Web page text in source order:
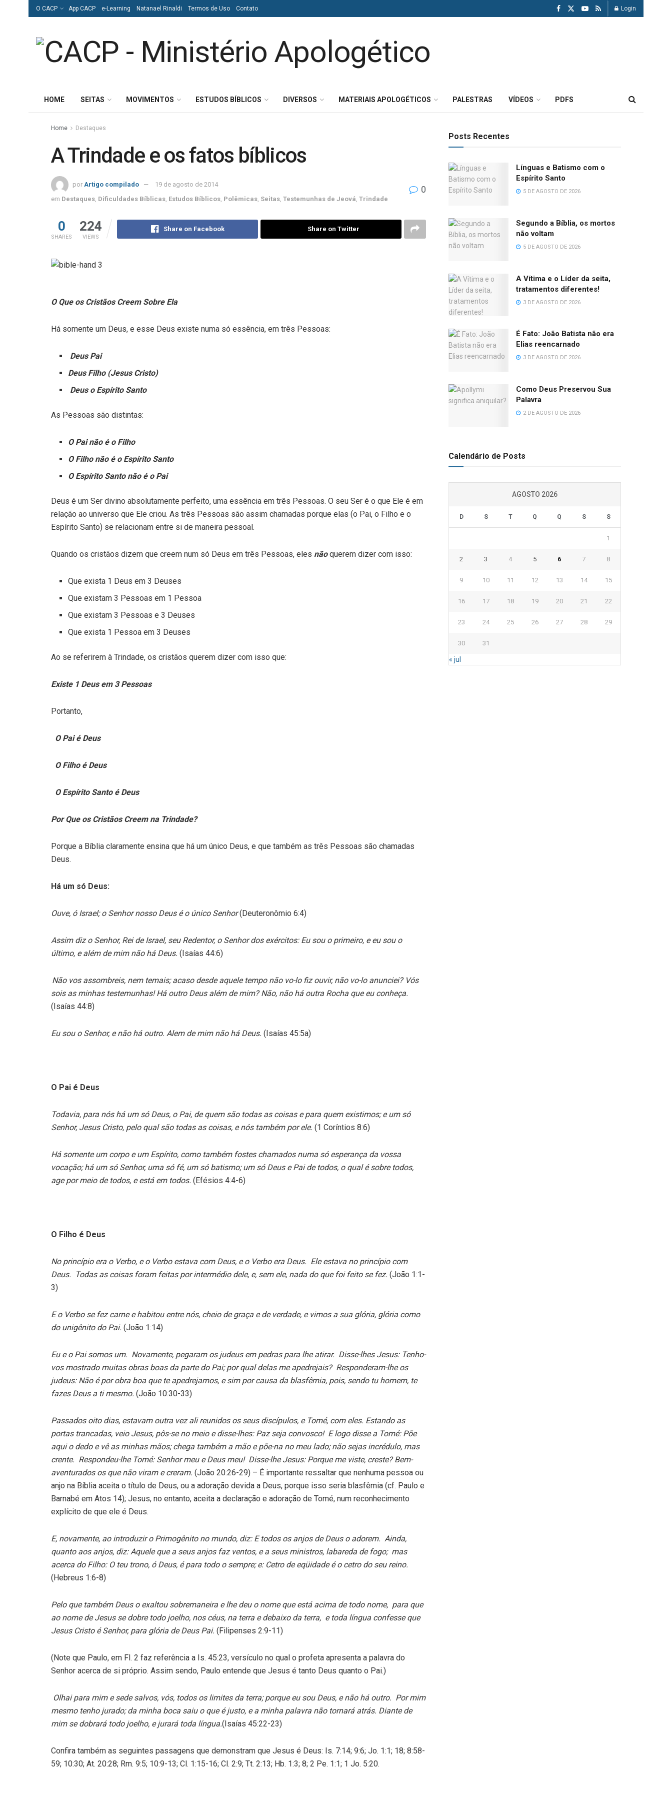
O CACP App CACP e-Learning Natanael Rinaldi Termos de Uso Contato Login
HOME SEITAS MOVIMENTOS ESTUDOS BÍBLICOS DIVERSOS MATERIAIS APOLOGÉTICOS PALESTRAS VÍDEOS PDFS
Home Destaques
A Trindade e os fatos bíblicos
por Artigo compilado
19 de agosto de 2014
em Destaques Dificuldades Bíblicas Estudos Bíblicos Polêmicas Seitas Testemunhas de Jeová Trindade
0
0
SHARES
224
VIEWS
Share on Facebook Share on Twitter
O Que os Cristãos Creem Sobre Ela
Há somente um Deus, e esse Deus existe numa só essência, em três Pessoas:
Deus Pai
Deus Filho (Jesus Cristo)
Deus o Espírito Santo
As Pessoas são distintas:
O Pai não é o Filho
O Filho não é o Espírito Santo
O Espírito Santo não é o Pai
Deus é um Ser divino absolutamente perfeito, uma essência em três Pessoas. O seu Ser é o que Ele é em
relação ao universo que Ele criou. As três Pessoas são assim chamadas porque elas (o Pai, o Filho e o
Espírito Santo) se relacionam entre si de maneira pessoal.
Quando os cristãos dizem que creem num só Deus em três Pessoas, eles nãoquerem dizer com isso:
Que exista 1 Deus em 3 Deuses
Que existam 3 Pessoas em 1 Pessoa
Que existam 3 Pessoas e 3 Deuses
Que exista 1 Pessoa em 3 Deuses
Ao se referirem à Trindade, os cristãos querem dizer com isso que:
Existe 1 Deus em 3 Pessoas
Portanto,
O Pai é Deus
O Filho é Deus
O Espírito Santo é Deus
Por Que os Cristãos Creem na Trindade?
Porque a Bíblia claramente ensina que há um único Deus, e que também as três Pessoas são chamadas
Deus.
Há um só Deus:
Ouve, ó Israel; o Senhor nosso Deus é o único Senhor(Deuteronômio 6:4)
Assim diz o Senhor, Rei de Israel, seu Redentor, o Senhor dos exércitos: Eu sou o primeiro, e eu sou o
último, e além de mim não há Deus. (Isaías 44:6)
Não vos assombreis, nem temais; acaso desde aquele tempo não vo-lo fiz ouvir, não vo-lo anunciei? Vós
sois as minhas testemunhas! Há outro Deus além de mim? Não, não há outra Rocha que eu conheça.
(Isaías 44:8)
Eu sou o Senhor, e não há outro. Alem de mim não há Deus. (Isaías 45:5a)
O Pai é Deus
Todavia, para nós há um só Deus, o Pai, de quem são todas as coisas e para quem existimos; e um só
Senhor, Jesus Cristo, pelo qual são todas as coisas, e nós também por ele. (1 Coríntios 8:6)
Há somente um corpo e um Espírito, como também fostes chamados numa só esperança da vossa
vocação; há um só Senhor, uma só fé, um só batismo; um só Deus e Pai de todos, o qual é sobre todos,
age por meio de todos, e está em todos. (Efésios 4:4-6)
O Filho é Deus
No princípio era o Verbo, e o Verbo estava com Deus, e o Verbo era Deus. Ele estava no princípio com
Deus. Todas as coisas foram feitas por intermédio dele, e, sem ele, nada do que foi feito se fez. (João 1:1-
3)
E o Verbo se fez carne e habitou entre nós, cheio de graça e de verdade, e vimos a sua glória, glória como
do unigênito do Pai. (João 1:14)
Eu e o Pai somos um. Novamente, pegaram os judeus em pedras para lhe atirar. Disse-lhes Jesus: Tenho-
vos mostrado muitas obras boas da parte do Pai; por qual delas me apedrejais? Responderam-lhe os
judeus: Não é por obra boa que te apedrejamos, e sim por causa da blasfêmia, pois, sendo tu homem, te
fazes Deus a ti mesmo. (João 10:30-33)
Passados oito dias, estavam outra vez ali reunidos os seus discípulos, e Tomé, com eles. Estando as
portas trancadas, veio Jesus, pôs-se no meio e disse-lhes: Paz seja convosco! E logo disse a Tomé: Põe
aqui o dedo e vê as minhas mãos; chega também a mão e põe-na no meu lado; não sejas incrédulo, mas
crente. Respondeu-lhe Tomé: Senhor meu e Deus meu! Disse-lhe Jesus: Porque me viste, creste? Bem-
aventurados os que não viram e creram. (João 20:26-29) – É importante ressaltar que nenhuma pessoa ou
anjo na Bíblia aceita o título de Deus, ou a adoração devida a Deus, porque isso seria blasfêmia (cf. Paulo e
Barnabé em Atos 14); Jesus, no entanto, aceita a declaração e adoração de Tomé, num reconhecimento
explícito de que ele é Deus.
E, novamente, ao introduzir o Primogênito no mundo, diz: E todos os anjos de Deus o adorem. Ainda,
quanto aos anjos, diz: Aquele que a seus anjos faz ventos, e a seus ministros, labareda de fogo; mas
acerca do Filho: O teu trono, ó Deus, é para todo o sempre; e: Cetro de eqüidade é o cetro do seu reino.
(Hebreus 1:6-8)
Pelo que também Deus o exaltou sobremaneira e lhe deu o nome que está acima de todo nome, para que
ao nome de Jesus se dobre todo joelho, nos céus, na terra e debaixo da terra, e toda língua confesse que
Jesus Cristo é Senhor, para glória de Deus Pai. (Filipenses 2:9-11)
(Note que Paulo, em Fl. 2 faz referência a Is. 45:23, versículo no qual o profeta apresenta a palavra do
Senhor acerca de si próprio. Assim sendo, Paulo entende que Jesus é tanto Deus quanto o Pai.)
Olhai para mim e sede salvos, vós, todos os limites da terra; porque eu sou Deus, e não há outro. Por mim
mesmo tenho jurado; da minha boca saiu o que é justo, e a minha palavra não tornará atrás. Diante de
mim se dobrará todo joelho, e jurará toda língua.(Isaías 45:22-23)
Confira também as seguintes passagens que demonstram que Jesus é Deus: Is. 7:14; 9:6; Jo. 1:1; 18; 8:58-
59; 10:30; At. 20:28; Rm. 9:5; 10:9-13; Cl. 1:15-16; Cl. 2:9; Tt. 2:13; Hb. 1:3; 8; 2 Pe. 1:1; 1 Jo. 5:20.
Posts Recentes
Línguas e Batismo com o
Espírito Santo
5 DE AGOSTO DE 2026
Segundo a Bíblia, os mortos
não voltam
5 DE AGOSTO DE 2026
A Vítima e o Líder da seita,
tratamentos diferentes!
3 DE AGOSTO DE 2026
É Fato: João Batista não era
Elias reencarnado
3 DE AGOSTO DE 2026
Como Deus Preservou Sua
Palavra
2 DE AGOSTO DE 2026
Calendário de Posts
AGOSTO 2026
D S T Q Q S S
1
2 3 4 5 6 7 8
9 10 11 12 13 14 15
16 17 18 19 20 21 22
23 24 25 26 27 28 29
30 31
« jul